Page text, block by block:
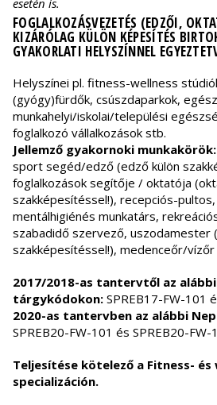
esetén is.
FOGLALKOZÁSVEZETÉS (EDZŐI,
KIZÁRÓLAG KÜLÖN KÉPESÍTÉS
GYAKORLATI HELYSZÍNNEL
Helyszínei pl. fitness-wellness
(gyógy)fürdők, csúszdaparkok,
munkahelyi/iskolai/települési
foglalkozó vállalkozások stb.
Jellemző gyakornoki munkakörök:
sport segéd/edző (edző külön
foglalkozások segítője / oktatója
szakképesítéssel!), recepciós-
mentálhigiénés munkatárs,
szabadidő szervező, uszodamester
szakképesítéssel!), medenceőr/
2017/2018-as tantervtől az
tárgykódokon: SPREB17-FW-101
2020-as tantervben az alábbi
SPREB20-FW-101 és SPREB20-FW-
Teljesítése kötelező a Fitness-
specializáción.